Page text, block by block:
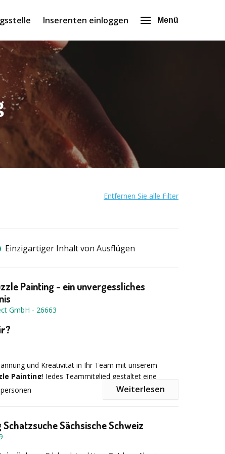
Inserenten einloggen Menü
Entfernen Sie alle Filter
Einzigartiger Inhalt von Ausflügen
Painting - ein unvergessliches
GmbH - 26663
und Kreativität in Ihr Team mit unserem
Painting! Jedes Teammitglied gestaltet eine
– doch das große Ganze bleibt bis zum Schluss ein
zu erschaffen. Erst am Ende fügen sich alle
einzigartigen Gesamtbild zusammen. Ein
Erlebnis mit Überraschungseffekt!
personen Weiterlesen
Schatzsuche Sächsische Schweiz